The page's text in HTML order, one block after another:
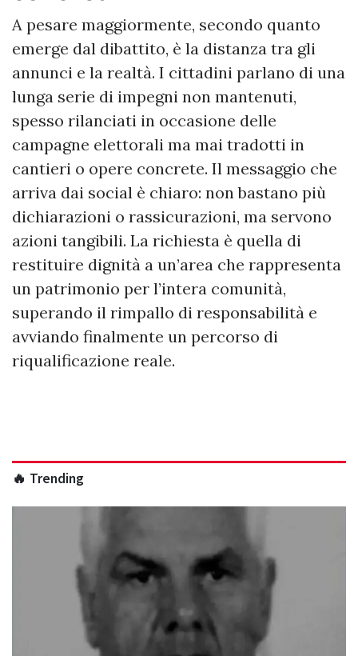
A pesare maggiormente, secondo quanto
emerge dal dibattito, è la distanza tra gli
annunci e la realtà. I cittadini parlano di una
lunga serie di impegni non mantenuti,
spesso rilanciati in occasione delle
campagne elettorali ma mai tradotti in
cantieri o opere concrete. Il messaggio che
arriva dai social è chiaro: non bastano più
dichiarazioni o rassicurazioni, ma servono
azioni tangibili. La richiesta è quella di
restituire dignità a un’area che rappresenta
un patrimonio per l’intera comunità,
superando il rimpallo di responsabilità e
avviando finalmente un percorso di
riqualificazione reale.
🔥 Trending